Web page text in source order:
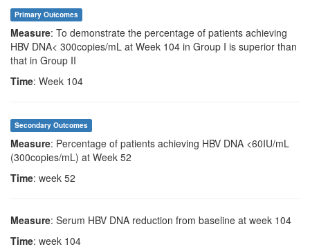
Primary Outcomes
Measure: To demonstrate the percentage of patients achieving
HBV DNA< 300copies/mL at Week 104 in Group I is superior than
that in Group II
Time: Week 104
Secondary Outcomes
Measure: Percentage of patients achieving HBV DNA <60IU/mL
(300copies/mL) at Week 52
Time: week 52
Measure: Serum HBV DNA reduction from baseline at week 104
Time: week 104